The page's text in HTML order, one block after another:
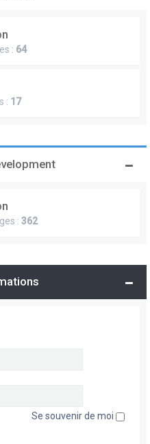
: 64
: 17
: 362
Se souvenir de moi